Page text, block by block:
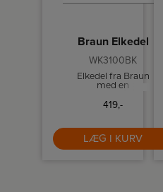
Braun Elkedel
WK3100BK
Elkedel fra Braun
med en
på 1,7 liter.
419,-
LÆG I KURV